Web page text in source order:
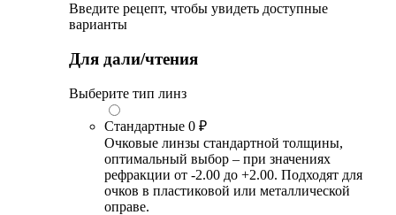
Введите рецепт, чтобы увидеть доступные
варианты
Для дали/чтения
Выберите тип линз
Стандартные 0 ₽
Очковые линзы стандартной толщины,
оптимальный выбор – при значениях
рефракции от -2.00 до +2.00. Подходят для
очков в пластиковой или металлической
оправе.